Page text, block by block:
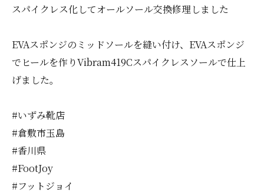
スパイクレス化してオールソール交換修理しました
EVAスポンジのミッドソールを縫い付け、EVAスポンジ
でヒールを作りVibram419Cスパイクレスソールで仕上
げました。
#いずみ靴店
#倉敷市玉島
#香川県
#FootJoy
#フットジョイ